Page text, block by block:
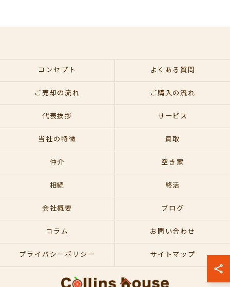
コンセプト よくある質問
ご売却の流れ ご購入の流れ
代表挨拶 サービス
当社の特徴 買取
仲介 空き家
相続 終活
会社概要 ブログ
コラム お問い合わせ
プライバシーポリシー サイトマップ